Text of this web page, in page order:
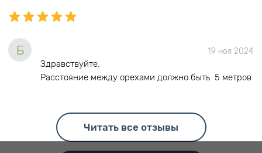
Б 19 ноя 2024
Здравствуйте.
Расстояние между орехами должно быть 5 метров
Читать все отзывы